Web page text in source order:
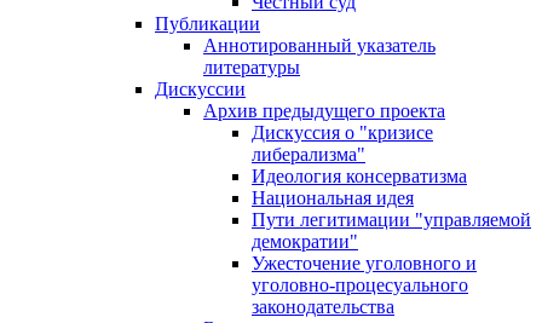
Публикации
Аннотированный указатель
литературы
Дискуссии
Архив предыдущего проекта
Дискуссия о "кризисе
либерализма"
Идеология консерватизма
Национальная идея
Пути легитимации "управляемой
демократии"
Ужесточение уголовного и
уголовно-процесуального
законодательства